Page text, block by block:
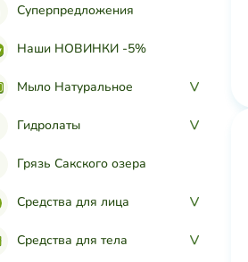
Суперпредложения
Наши НОВИНКИ -5%
Мыло Натуральное >
Гидролаты >
Грязь Сакского озера
Средства для лица >
Средства для тела >